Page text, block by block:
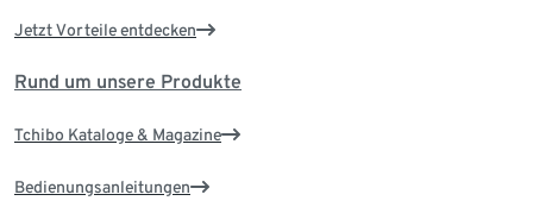
Jetzt Vorteile entdecken
Rund um unsere Produkte
Tchibo Kataloge & Magazine
Bedienungsanleitungen